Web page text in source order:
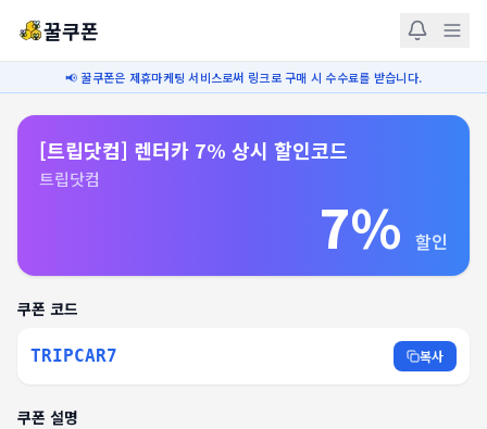
꿀쿠폰
📢 꿀쿠폰은 제휴마케팅 서비스로써 링크로 구매 시 수수료를 받습니다.
[트립닷컴] 렌터카 7% 상시 할인코드
트립닷컴
7% 할인
쿠폰 코드
TRIPCAR7 복사
쿠폰 설명